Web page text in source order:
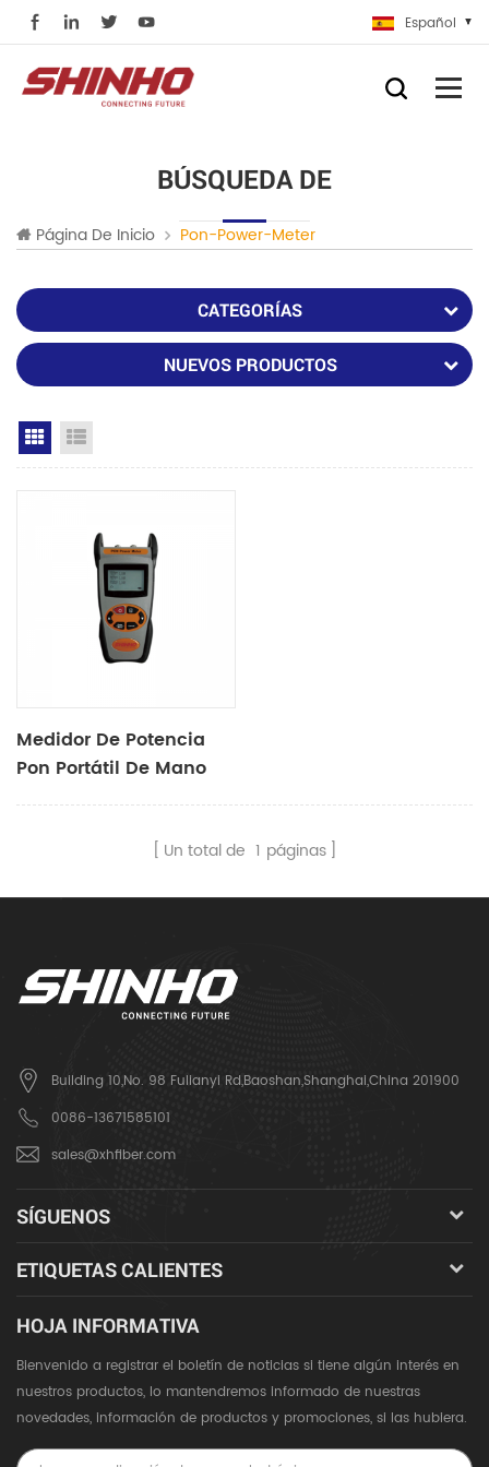
Español
BÚSQUEDA DE
Página De Inicio Pon-Power-Meter
CATEGORÍAS
NUEVOS PRODUCTOS
Grid View
Medidor De Potencia
Pon Portátil De Mano
X5006
Un total de 1 páginas
Building 10,No. 98 Fulianyi Rd,Baoshan,Shanghai,China 201900
0086-13671585101
sales@xhfiber.com
SÍGUENOS
ETIQUETAS CALIENTES
HOJA INFORMATIVA
Bienvenido a registrar el boletín de noticias si tiene algún interés en
nuestros productos, lo mantendremos informado de nuestras
novedades, información de productos y promociones, si las hubiera.